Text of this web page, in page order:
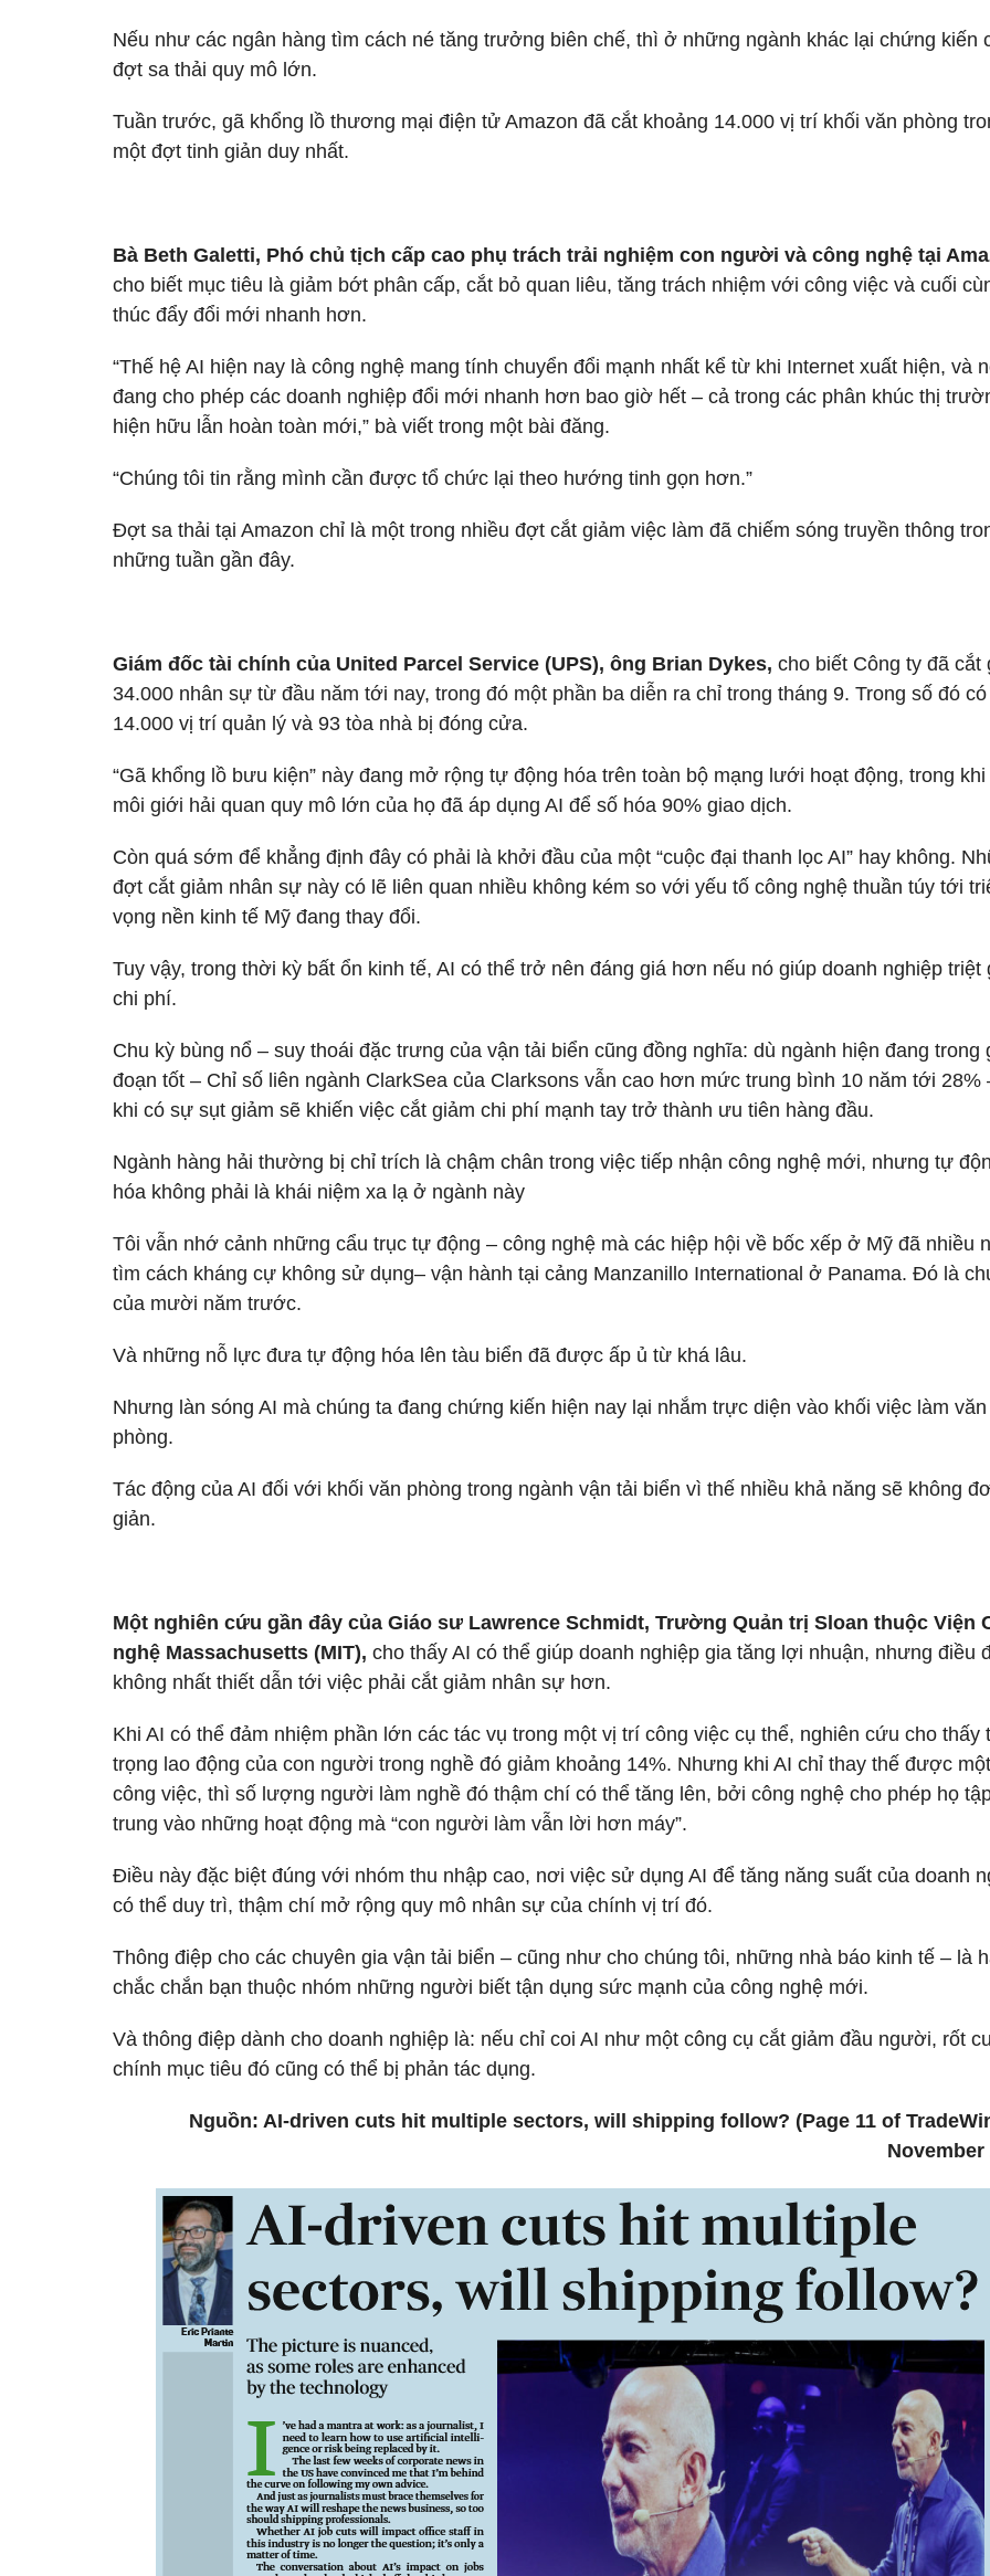
Nếu như các ngân hàng tìm cách né tăng trưởng biên chế, thì ở những ngành khác lại chứng kiến
đợt sa thải quy mô lớn.
Tuần trước, gã khổng lồ thương mại điện tử Amazon đã cắt khoảng 14.000 vị trí khối văn phòng
một đợt tinh giản duy nhất.
Bà Beth Galetti, Phó chủ tịch cấp cao phụ trách trải nghiệm con người và công nghệ tại
cho biết mục tiêu là giảm bớt phân cấp, cắt bỏ quan liêu, tăng trách nhiệm với công việc và cuối
thúc đẩy đổi mới nhanh hơn.
“Thế hệ AI hiện nay là công nghệ mang tính chuyển đổi mạnh nhất kể từ khi Internet xuất hiện, và
đang cho phép các doanh nghiệp đổi mới nhanh hơn bao giờ hết – cả trong các phân khúc thị
hiện hữu lẫn hoàn toàn mới,” bà viết trong một bài đăng.
“Chúng tôi tin rằng mình cần được tổ chức lại theo hướng tinh gọn hơn.”
Đợt sa thải tại Amazon chỉ là một trong nhiều đợt cắt giảm việc làm đã chiếm sóng truyền thông
những tuần gần đây.
Giám đốc tài chính của United Parcel Service (UPS), ông Brian Dykes, cho biết Công ty đã cắt
34.000 nhân sự từ đầu năm tới nay, trong đó một phần ba diễn ra chỉ trong tháng 9. Trong số đó có
14.000 vị trí quản lý và 93 tòa nhà bị đóng cửa.
“Gã khổng lồ bưu kiện” này đang mở rộng tự động hóa trên toàn bộ mạng lưới hoạt động, trong khi
môi giới hải quan quy mô lớn của họ đã áp dụng AI để số hóa 90% giao dịch.
Còn quá sớm để khẳng định đây có phải là khởi đầu của một “cuộc đại thanh lọc AI” hay không.
đợt cắt giảm nhân sự này có lẽ liên quan nhiều không kém so với yếu tố công nghệ thuần túy tới
vọng nền kinh tế Mỹ đang thay đổi.
Tuy vậy, trong thời kỳ bất ổn kinh tế, AI có thể trở nên đáng giá hơn nếu nó giúp doanh nghiệp triệt
chi phí.
Chu kỳ bùng nổ – suy thoái đặc trưng của vận tải biển cũng đồng nghĩa: dù ngành hiện đang trong
đoạn tốt – Chỉ số liên ngành ClarkSea của Clarksons vẫn cao hơn mức trung bình 10 năm tới 28%
khi có sự sụt giảm sẽ khiến việc cắt giảm chi phí mạnh tay trở thành ưu tiên hàng đầu.
Ngành hàng hải thường bị chỉ trích là chậm chân trong việc tiếp nhận công nghệ mới, nhưng tự
hóa không phải là khái niệm xa lạ ở ngành này
Tôi vẫn nhớ cảnh những cẩu trục tự động – công nghệ mà các hiệp hội về bốc xếp ở Mỹ đã nhiều
tìm cách kháng cự không sử dụng– vận hành tại cảng Manzanillo International ở Panama. Đó là
của mười năm trước.
Và những nỗ lực đưa tự động hóa lên tàu biển đã được ấp ủ từ khá lâu.
Nhưng làn sóng AI mà chúng ta đang chứng kiến hiện nay lại nhắm trực diện vào khối việc làm văn
phòng.
Tác động của AI đối với khối văn phòng trong ngành vận tải biển vì thế nhiều khả năng sẽ không
giản.
Một nghiên cứu gần đây của Giáo sư Lawrence Schmidt, Trường Quản trị Sloan thuộc Viện
nghệ Massachusetts (MIT), cho thấy AI có thể giúp doanh nghiệp gia tăng lợi nhuận, nhưng điều
không nhất thiết dẫn tới việc phải cắt giảm nhân sự hơn.
Khi AI có thể đảm nhiệm phần lớn các tác vụ trong một vị trí công việc cụ thể, nghiên cứu cho thấy
trọng lao động của con người trong nghề đó giảm khoảng 14%. Nhưng khi AI chỉ thay thế được
công việc, thì số lượng người làm nghề đó thậm chí có thể tăng lên, bởi công nghệ cho phép họ
trung vào những hoạt động mà “con người làm vẫn lời hơn máy”.
Điều này đặc biệt đúng với nhóm thu nhập cao, nơi việc sử dụng AI để tăng năng suất của doanh
có thể duy trì, thậm chí mở rộng quy mô nhân sự của chính vị trí đó.
Thông điệp cho các chuyên gia vận tải biển – cũng như cho chúng tôi, những nhà báo kinh tế – là
chắc chắn bạn thuộc nhóm những người biết tận dụng sức mạnh của công nghệ mới.
Và thông điệp dành cho doanh nghiệp là: nếu chỉ coi AI như một công cụ cắt giảm đầu người, rốt
chính mục tiêu đó cũng có thể bị phản tác dụng.
Nguồn: AI-driven cuts hit multiple sectors, will shipping follow? (Page 11 of
November